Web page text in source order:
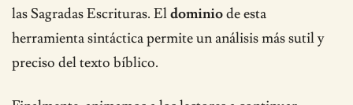
las Sagradas Escrituras. Eldominiode esta
herramienta sintáctica permite un análisis más sutil y
preciso del texto bíblico.